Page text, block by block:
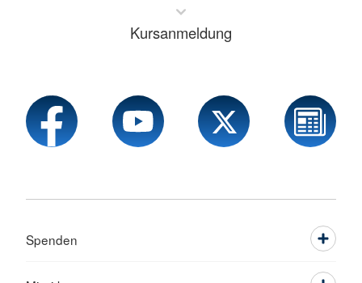
Kursanmeldung
Spenden